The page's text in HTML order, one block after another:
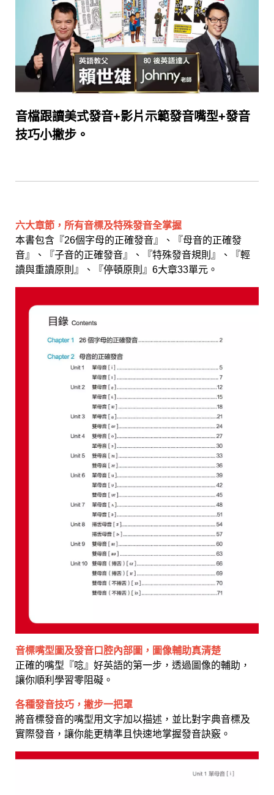
音檔跟讀美式發音+影片示範發音嘴型+發音
技巧小撇步。
六大章節，所有音標及特殊發音全掌握
本書包含『26個字母的正確發音』、『母音的正確發
音』、『子音的正確發音』、『特殊發音規則』、『輕
讀與重讀原則』、『停頓原則』6大章33單元。
音標嘴型圖及發音口腔內部圖，圖像輔助真清楚
正確的嘴型『唸』好英語的第一步，透過圖像的輔助，
讓你順利學習零阻礙。
各種發音技巧，撇步一把罩
將音標發音的嘴型用文字加以描述，並比對字典音標及
實際發音，讓你能更精準且快速地掌握發音訣竅。